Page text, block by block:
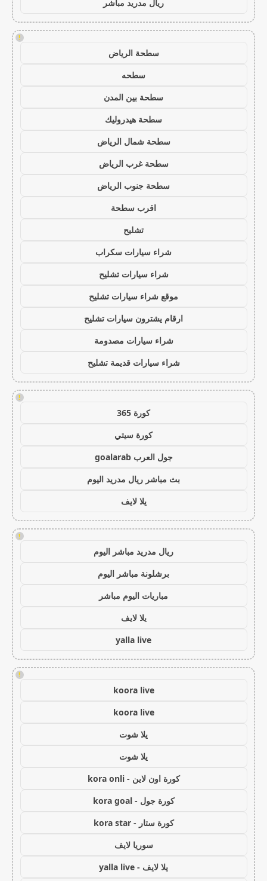
ريال مدريد مباشر
!
سطحة الرياض
سطحه
سطحة بين المدن
سطحة هيدروليك
سطحة شمال الرياض
سطحة غرب الرياض
سطحة جنوب الرياض
اقرب سطحة
تشليح
شراء سيارات سكراب
شراء سيارات تشليح
موقع شراء سيارات تشليح
ارقام يشترون سيارات تشليح
شراء سيارات مصدومة
شراء سيارات قديمة تشليح
!
كورة 365
كورة سيتي
جول العرب goalarab
بث مباشر ريال مدريد اليوم
يلا لايف
!
ريال مدريد مباشر اليوم
برشلونة مباشر اليوم
مباريات اليوم مباشر
يلا لايف
yalla live
!
koora live
koora live
يلا شوت
يلا شوت
كورة اون لاين - kora onli
كورة جول - kora goal
كورة ستار - kora star
سوريا لايف
يلا لايف - yalla live